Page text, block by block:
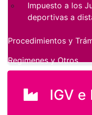
IGV e
Impuesto a los
deportivas a
Procedimientos y
Regimenes y Otros